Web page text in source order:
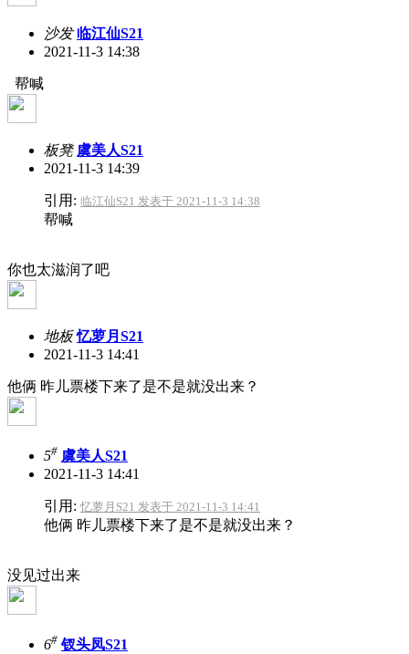
沙发 临江仙S21
2021-11-3 14:38
帮喊
板凳 虞美人S21
2021-11-3 14:39
引用: 临江仙S21 发表于 2021-11-3 14:38
帮喊
你也太滋润了吧
地板 忆萝月S21
2021-11-3 14:41
他俩 昨儿票楼下来了是不是就没出来？
5# 虞美人S21
2021-11-3 14:41
引用: 忆萝月S21 发表于 2021-11-3 14:41
他俩 昨儿票楼下来了是不是就没出来？
没见过出来
6# 钗头凤S21